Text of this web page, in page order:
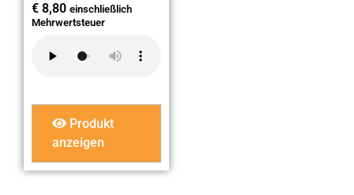
€ 8,80 einschließlich
Mehrwertsteuer
Produkt
anzeigen